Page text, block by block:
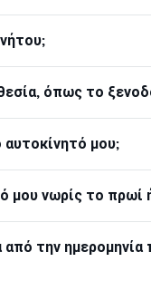
όπως το
μου;
μου νωρίς το πρωί
την ημερομηνία